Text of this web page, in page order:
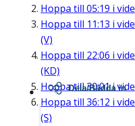
Hoppa till 05:19 i
Hoppa till 11:13 i
(V)
Hoppa till 22:06 i
(KD)
Hoppa till30:01i
Hoppa till 36:12 i
(S)
Dela/Bädda in